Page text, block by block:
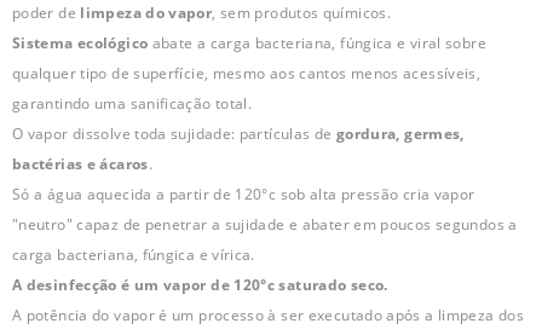
poder de limpeza do vapor, sem produtos químicos.
Sistema ecológico abate a carga bacteriana, fúngica e viral sobre
qualquer tipo de superfície, mesmo aos cantos menos acessíveis,
garantindo uma sanificação total.
O vapor dissolve toda sujidade: partículas de gordura, germes,
bactérias e ácaros.
Só a água aquecida a partir de 120°c sob alta pressão cria vapor
"neutro" capaz de penetrar a sujidade e abater em poucos segundos a
carga bacteriana, fúngica e vírica.
A desinfecção é um vapor de 120°c saturado seco.
A potência do vapor é um processo à ser executado após a limpeza dos